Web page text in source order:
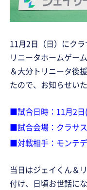
11月2日（日）にク
リニータホームゲー
＆大分トリニータ後
たので、お知らせいた
■試合日時：11月2
■試合会場：クラサ
■対戦相手：モンテ
当日はジェイくん＆
付け、日頃お世話に